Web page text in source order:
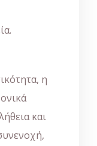
η
και